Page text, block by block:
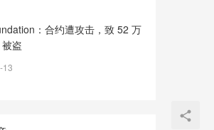
：合约遭攻击，致 52 万
盗
13